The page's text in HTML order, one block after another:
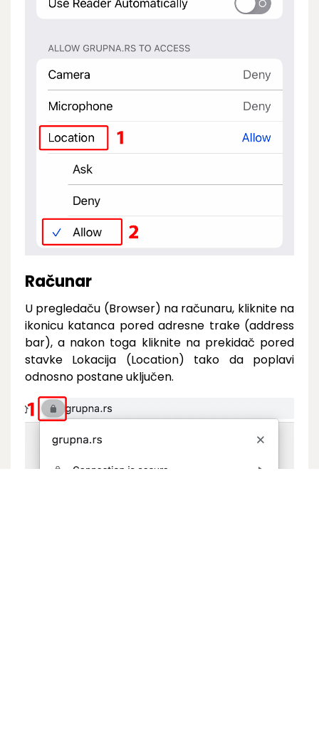
Računar
U pregledaču (Browser) na računaru, kliknite na
ikonicu katanca pored adresne trake (address
bar), a nakon toga kliknite na prekidač pored
stavke Lokacija (Location) tako da poplavi
odnosno postane uključen.